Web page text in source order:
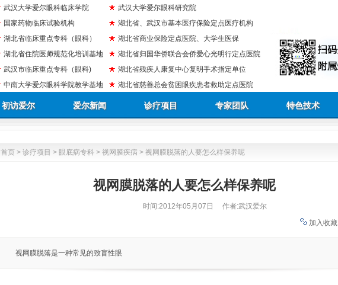
武汉大学爱尔眼科临床学院
国家药物临床试验机构
湖北省临床重点专科（眼科）
湖北省住院医师规范化培训基地
武汉市临床重点专科（眼科)
中南大学爱尔眼科学院教学基地
武汉大学爱尔眼科研究院
湖北省、武汉市基本医疗保险定点医疗机构
湖北省商业保险定点医院、大学生医保
湖北省归国华侨联合会侨爱心光明行定点医院
湖北省残疾人康复中心复明手术指定单位
湖北省慈善总会贫困眼疾患者救助定点医院
初访爱尔 爱尔新闻 诊疗项目 专家团队 特色技术
首页 > 诊疗项目 > 眼底病专科 > 视网膜疾病 > 视网膜脱落的人要怎么样保养呢
视网膜脱落的人要怎么样保养呢
时间:2012年05月07日
作者:武汉爱尔
加入收藏
视网膜脱落是一种常见的致盲性眼